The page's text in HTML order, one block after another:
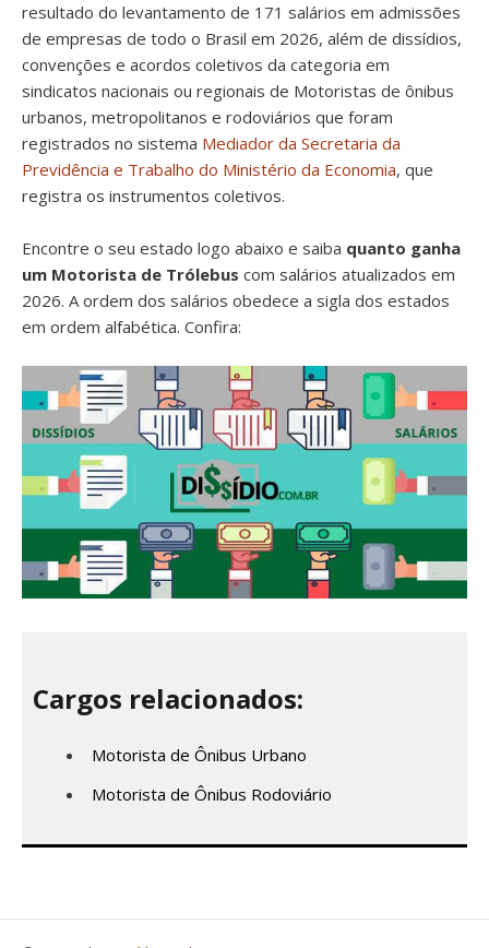
resultado do levantamento de 171 salários em admissões
de empresas de todo o Brasil em 2026, além de dissídios,
convenções e acordos coletivos da categoria em
sindicatos nacionais ou regionais de Motoristas de ônibus
urbanos, metropolitanos e rodoviários que foram
registrados no sistema Mediador da Secretaria da
Previdência e Trabalho do Ministério da Economia, que
registra os instrumentos coletivos.
Encontre o seu estado logo abaixo e saiba quanto ganha
um Motorista de Trólebus com salários atualizados em
2026. A ordem dos salários obedece a sigla dos estados
em ordem alfabética. Confira:
Cargos relacionados:
Motorista de Ônibus Urbano
Motorista de Ônibus Rodoviário